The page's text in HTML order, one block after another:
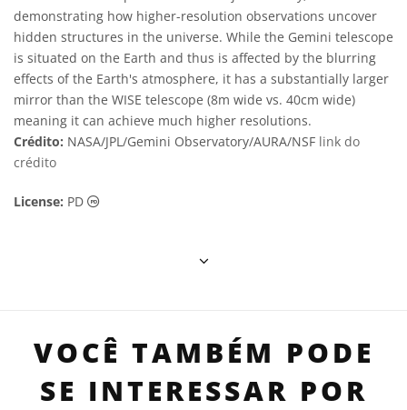
demonstrating how higher-resolution observations uncover
hidden structures in the universe. While the Gemini telescope
is situated on the Earth and thus is affected by the blurring
effects of the Earth's atmosphere, it has a substantially larger
mirror than the WISE telescope (8m wide vs. 40cm wide)
meaning it can achieve much higher resolutions.
Crédito: NASA/JPL/Gemini Observatory/AURA/NSF link do
crédito
License: PD Domínio Público ícones
VOCÊ TAMBÉM PODE
SE INTERESSAR POR